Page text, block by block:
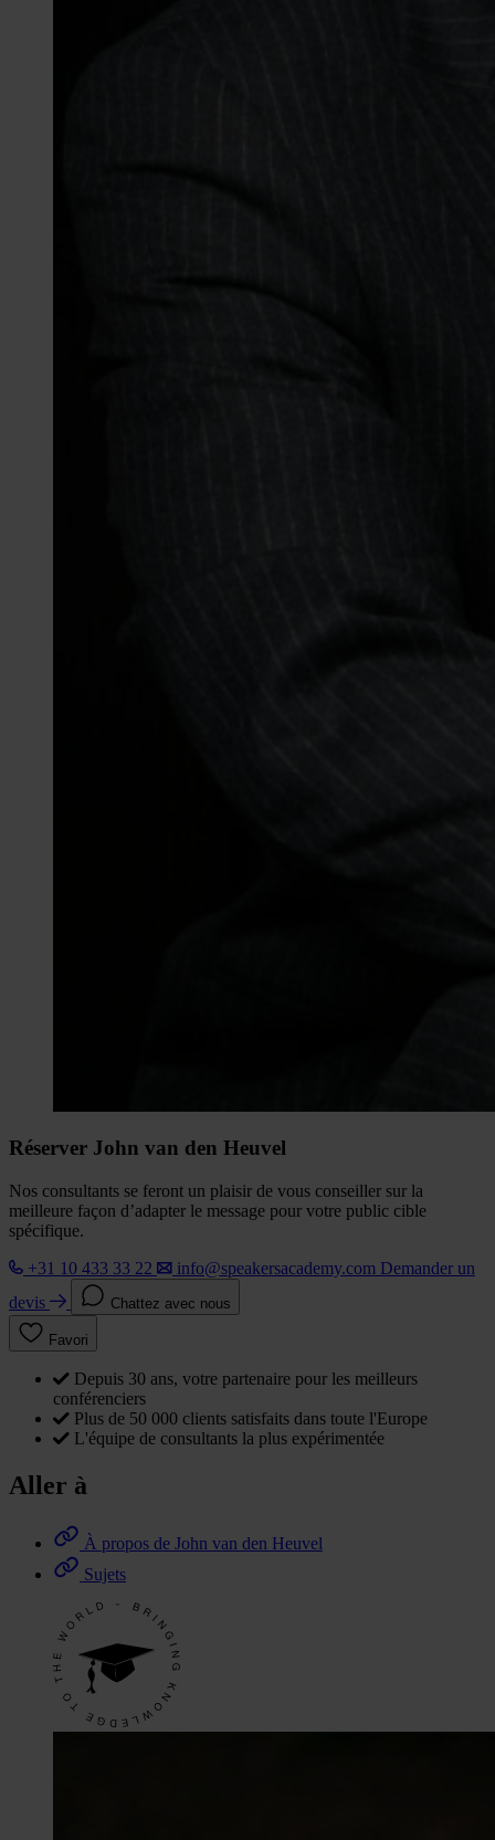
Réserver John van den Heuvel
Nos consultants se feront un plaisir de vous conseiller sur la
meilleure façon d’adapter le message pour votre public cible
spécifique.
+31 10 433 33 22
info@speakersacademy.com Demander un
devis
Chattez avec nous
Favori
Depuis 30 ans, votre partenaire pour les meilleurs
conférenciers
Plus de 50 000 clients satisfaits dans toute l'Europe
L'équipe de consultants la plus expérimentée
Aller à
À propos de John van den Heuvel
Sujets